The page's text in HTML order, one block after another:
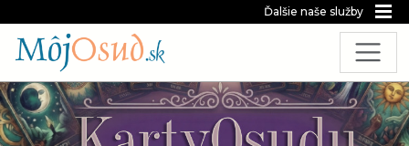
Ďalšie naše služby